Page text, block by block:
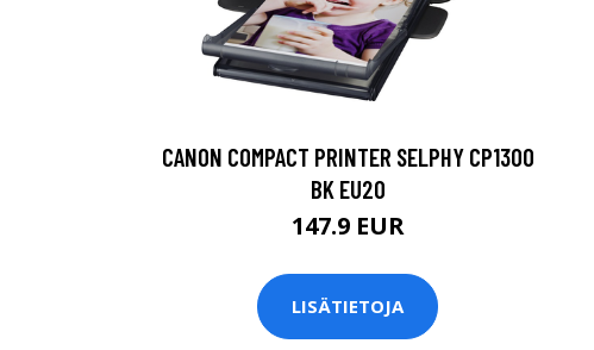
CANON COMPACT PRINTER SELPHY CP1300
BK EU20
147.9 EUR
LISÄTIETOJA